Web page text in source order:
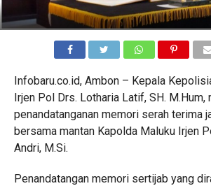
Infobaru.co.id, Ambon – Kepala
Irjen Pol Drs. Lotharia Latif, SH. M.Hum,
penandatanganan memori serah terima
bersama mantan Kapolda Maluku Irjen
Andri, M.Si.
Penandatangan memori sertijab yang